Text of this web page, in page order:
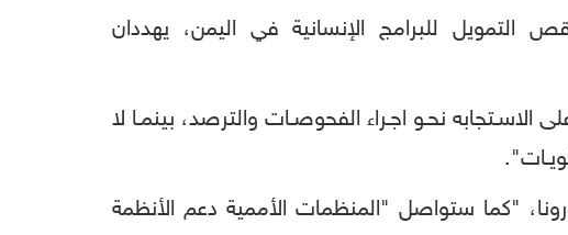
التمويل للبرامج الإنسانية في اليمن، يهددان
نحـو اجـراء الفحوصـات والترصد، بينمـا لا
"كما ستواصل "المنظمات الأممية دعم الأنظمة